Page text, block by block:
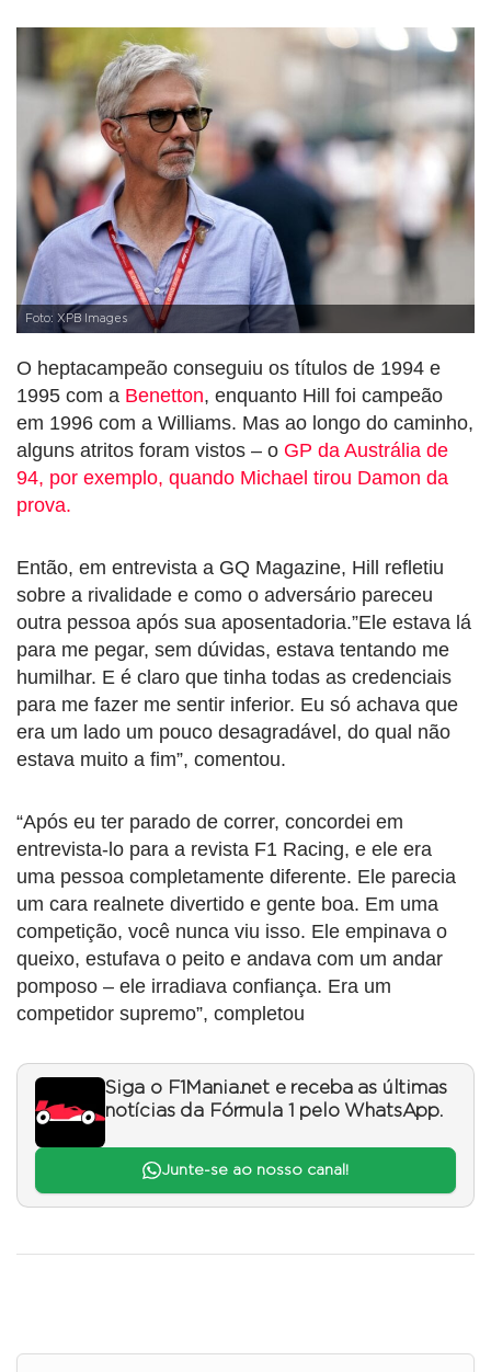
Foto: XPB Images
O heptacampeão conseguiu os títulos de 1994 e
1995 com a Benetton, enquanto Hill foi campeão
em 1996 com a Williams. Mas ao longo do caminho,
alguns atritos foram vistos – o GP da Austrália de
94, por exemplo, quando Michael tirou Damon da
prova.
Então, em entrevista a GQ Magazine, Hill refletiu
sobre a rivalidade e como o adversário pareceu
outra pessoa após sua aposentadoria.”Ele estava lá
para me pegar, sem dúvidas, estava tentando me
humilhar. E é claro que tinha todas as credenciais
para me fazer me sentir inferior. Eu só achava que
era um lado um pouco desagradável, do qual não
estava muito a fim”, comentou.
“Após eu ter parado de correr, concordei em
entrevista-lo para a revista F1 Racing, e ele era
uma pessoa completamente diferente. Ele parecia
um cara realnete divertido e gente boa. Em uma
competição, você nunca viu isso. Ele empinava o
queixo, estufava o peito e andava com um andar
pomposo – ele irradiava confiança. Era um
competidor supremo”, completou
Siga o F1Mania.net e receba as últimas
notícias da Fórmula 1 pelo WhatsApp.
Junte-se ao nosso canal!